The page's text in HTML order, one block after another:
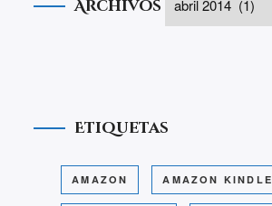
Archivos
Etiquetas
AMAZON AMAZON KINDLE